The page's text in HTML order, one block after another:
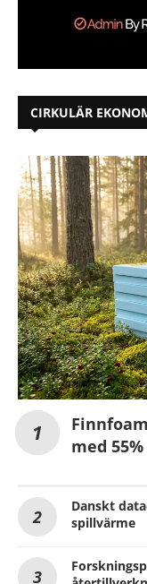
CIRKULÄR
med
Danskt
spillvärme